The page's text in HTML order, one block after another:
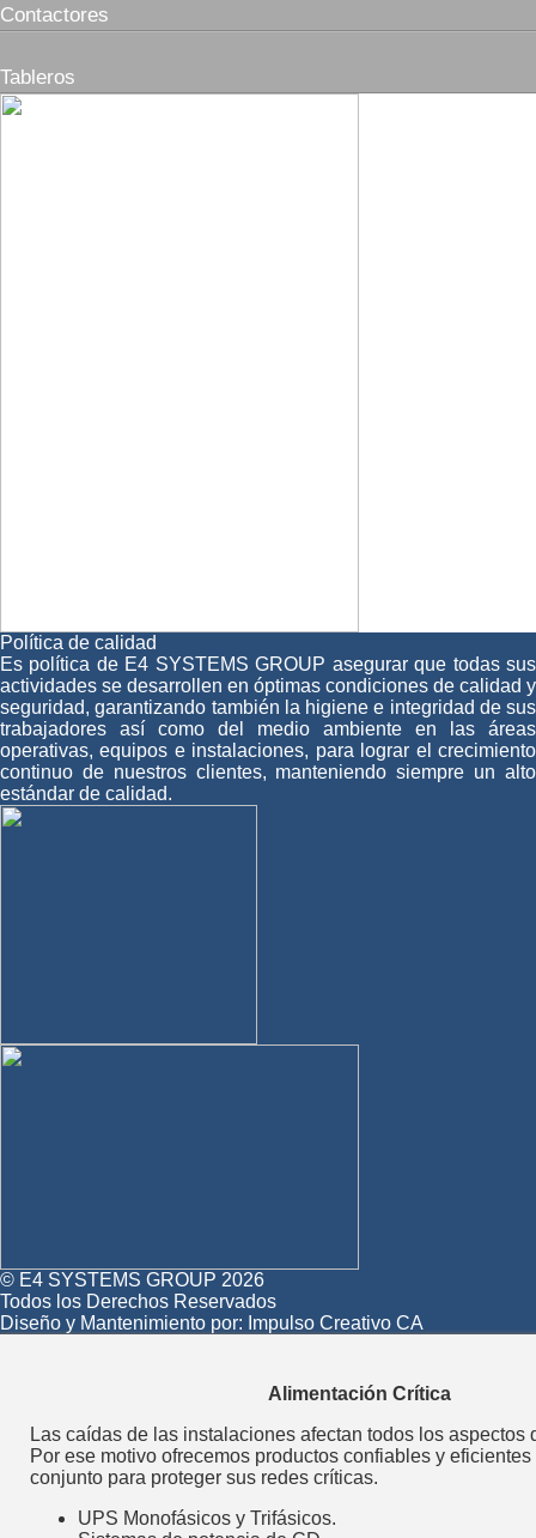
Contactores
Tableros
Política de calidad
Es política de E4 SYSTEMS GROUP asegurar que todas sus
actividades se desarrollen en óptimas condiciones de calidad y
seguridad, garantizando también la higiene e integridad de sus
trabajadores así como del medio ambiente en las áreas
operativas, equipos e instalaciones, para lograr el crecimiento
continuo de nuestros clientes, manteniendo siempre un alto
estándar de calidad.
© E4 SYSTEMS GROUP 2026
Todos los Derechos Reservados
Diseño y Mantenimiento por: Impulso Creativo CA
Alimentación Crítica
Las caídas de las instalaciones afectan todos los aspectos
Por ese motivo ofrecemos productos confiables y
conjunto para proteger sus redes críticas.
UPS Monofásicos y Trifásicos.